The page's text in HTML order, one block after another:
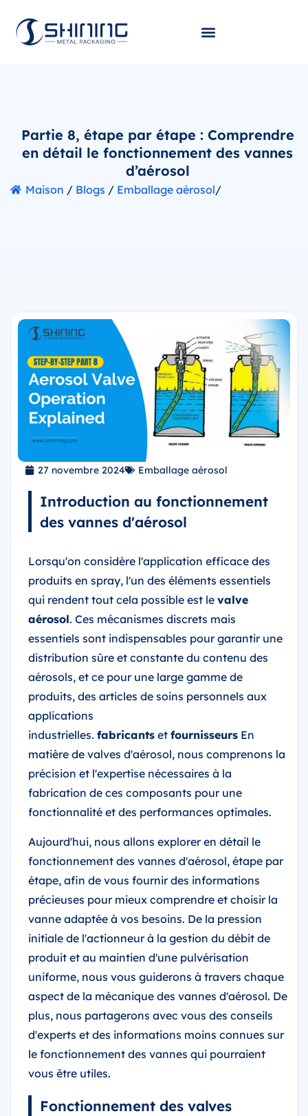
Partie 8, étape par étape : Comprendre
en détail le fonctionnement des vannes
d’aérosol
Maison / Blogs / Emballage aérosol/
27 novembre 2024 Emballage aérosol
Introduction au fonctionnement
des vannes d'aérosol
Lorsqu'on considère l'application efficace des
produits en spray, l'un des éléments essentiels
qui rendent tout cela possible est le valve
aérosol. Ces mécanismes discrets mais
essentiels sont indispensables pour garantir une
distribution sûre et constante du contenu des
aérosols, et ce pour une large gamme de
produits, des articles de soins personnels aux
applications
industrielles. fabricants et fournisseurs En
matière de valves d'aérosol, nous comprenons la
précision et l'expertise nécessaires à la
fabrication de ces composants pour une
fonctionnalité et des performances optimales.
Aujourd'hui, nous allons explorer en détail le
fonctionnement des vannes d'aérosol, étape par
étape, afin de vous fournir des informations
précieuses pour mieux comprendre et choisir la
vanne adaptée à vos besoins. De la pression
initiale de l'actionneur à la gestion du débit de
produit et au maintien d'une pulvérisation
uniforme, nous vous guiderons à travers chaque
aspect de la mécanique des vannes d'aérosol. De
plus, nous partagerons avec vous des conseils
d'experts et des informations moins connues sur
le fonctionnement des vannes qui pourraient
vous être utiles.
Fonctionnement des valves